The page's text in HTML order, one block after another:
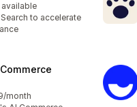
available
to accelerate
month